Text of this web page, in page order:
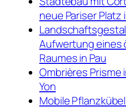
neue Pariser Platz
Aufwertung eines
Raumes in Pau
Ombrières Prisme
Yon
Mobile